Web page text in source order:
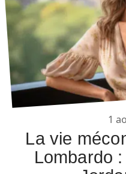
1
La vie
Lombardo